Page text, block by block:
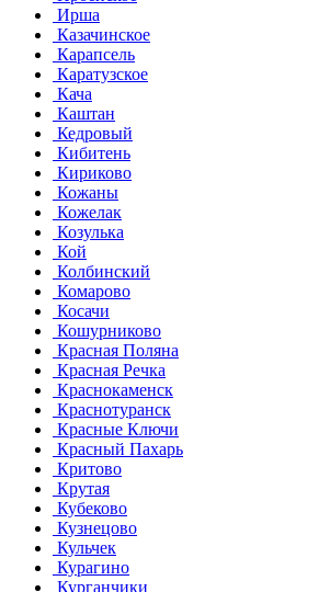
Ирша
Казачинское
Карапсель
Каратузское
Кача
Каштан
Кедровый
Кибитень
Кириково
Кожаны
Кожелак
Козулька
Кой
Колбинский
Комарово
Косачи
Кошурниково
Красная Поляна
Красная Речка
Краснокаменск
Краснотуранск
Красные Ключи
Красный Пахарь
Критово
Крутая
Кубеково
Кузнецово
Кульчек
Курагино
Курганчики